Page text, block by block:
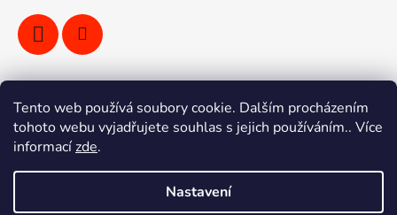
Tento web používá soubory cookie. Dalším procházením
tohoto webu vyjadřujete souhlas s jejich používáním.. Více
informacízde.
Nastavení
Vyhledávání